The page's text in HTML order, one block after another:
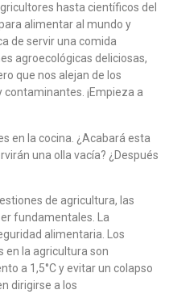
hasta científicos del
alimentar al mundo y
de servir una comida
agroecológicas deliciosas,
que nos alejan de los
¡Empieza a
en la cocina. ¿Acabará esta
una olla vacía? ¿Después
de agricultura, las
fundamentales. La
alimentaria. Los
en la agricultura son
a 1,5°C y evitar un colapso
dirigirse a los